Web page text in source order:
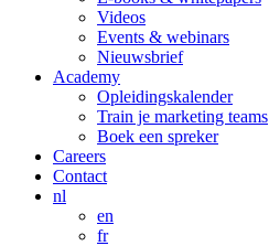
Videos
Events & webinars
Nieuwsbrief
Academy
Opleidingskalender
Train je marketing teams
Boek een spreker
Careers
Contact
nl
en
fr